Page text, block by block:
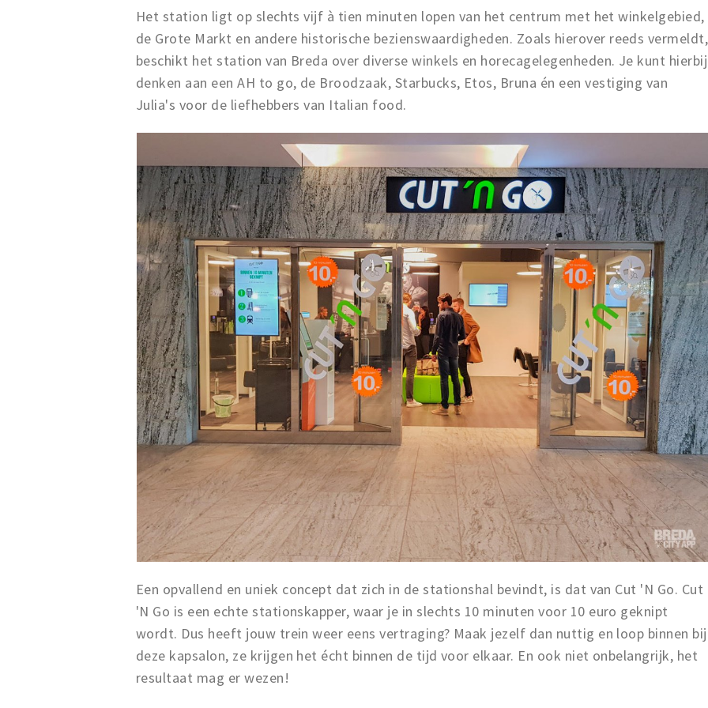
Het station ligt op slechts vijf à tien minuten lopen van het centrum met het winkelgebied,
de Grote Markt en andere historische bezienswaardigheden. Zoals hierover reeds vermeldt,
beschikt het station van Breda over diverse winkels en horecagelegenheden. Je kunt hierbij
denken aan een AH to go, de Broodzaak, Starbucks, Etos, Bruna én een vestiging van
Julia's voor de liefhebbers van Italian food.
Een opvallend en uniek concept dat zich in de stationshal bevindt, is dat van Cut 'N Go. Cut
'N Go is een echte stationskapper, waar je in slechts 10 minuten voor 10 euro geknipt
wordt. Dus heeft jouw trein weer eens vertraging? Maak jezelf dan nuttig en loop binnen bij
deze kapsalon, ze krijgen het écht binnen de tijd voor elkaar. En ook niet onbelangrijk, het
resultaat mag er wezen!